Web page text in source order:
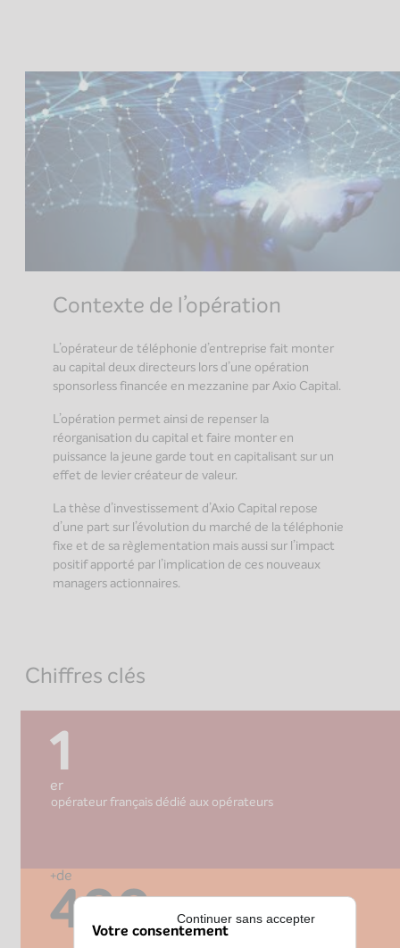
Contexte de l’opération
L’opérateur de téléphonie d’entreprise fait monter
au capital deux directeurs lors d’une opération
sponsorless financée en mezzanine par Axio Capital.
L’opération permet ainsi de repenser la
réorganisation du capital et faire monter en
puissance la jeune garde tout en capitalisant sur un
effet de levier créateur de valeur.
La thèse d’investissement d’Axio Capital repose
d’une part sur l’évolution du marché de la téléphonie
fixe et de sa règlementation mais aussi sur l’impact
positif apporté par l’implication de ces nouveaux
managers actionnaires.
Chiffres clés
1
er
opérateur français dédié aux opérateurs
+de
400
Votre consentement
Continuer sans accepter